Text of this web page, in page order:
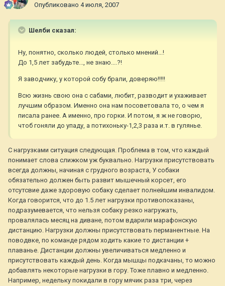
Опубликовано 4 июля, 2007
Шелби сказал:
Ну, понятно, сколько людей, столько мнений...!
До 1,5 лет забудьте..., не знаю....?!
Я заводчику, у которой собу брали, доверяю!!!!!
Всю жизнь свою она с сабами, любит, разводит и ухаживает
лучшим образом. Именно она нам посоветовала то, о чем я
писала ранее. А именно, про горки. И потом, я ж не говорю,
чтоб гоняли до упаду, а потихоньку-1,2,3 раза и.т. в гулянье.
С нагрузками ситуация следующая. Проблема в том, что каждый
понимает слова слижком уж буквально. Нагрузки присутствовать
всегда должны, начиная с грудного возраста, У собаки
обязательно должен быть развит мышечный корсет, его
отсутсвие даже здоровую собаку сделает полнейшим инвалидом.
Когда говорится, что до 1.5 лет нагрузки противопоказаны,
подразумевается, что нельзя собаку резко нагружать,
провалялась месяц на диване, потом вдарили марафонскую
дистанцию. Нагрузки должны присутствовать перманентные. На
поводвке, по команде рядом ходить какие то дистанции +
плаванье. Дистанции должны увеличиваться медленно и
присутствовать каждый день. Когда мышцы подкачаны, то можно
добавлять некоторые нагрузки в гору. Тоже плавно и медленно.
Например, недельку покидали в гору мячик раза три, через